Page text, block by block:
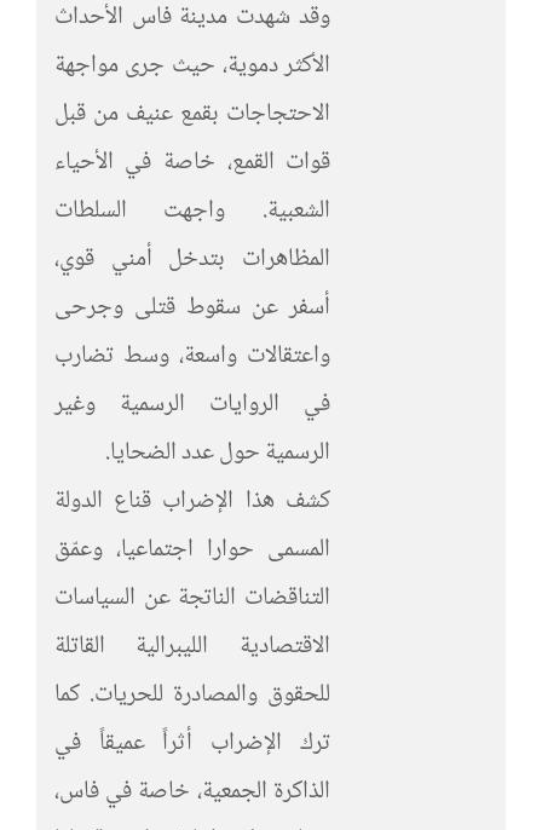
وقد شهدت مدينة فاس الأحداث
الأكثر دموية، حيث جرى مواجهة
الاحتجاجات بقمع عنيف من قبل
قوات القمع، خاصة في الأحياء
الشعبية. واجهت السلطات
المظاهرات بتدخل أمني قوي،
أسفر عن سقوط قتلى وجرحى
واعتقالات واسعة، وسط تضارب
في الروايات الرسمية وغير
الرسمية حول عدد الضحايا.
كشف هذا الإضراب قناع الدولة
المسمى حوارا اجتماعيا، وعمّق
التناقضات الناتجة عن السياسات
الاقتصادية الليبرالية القاتلة
للحقوق والمصادرة للحريات. كما
ترك الإضراب أثراً عميقاً في
الذاكرة الجمعية، خاصة في فاس،